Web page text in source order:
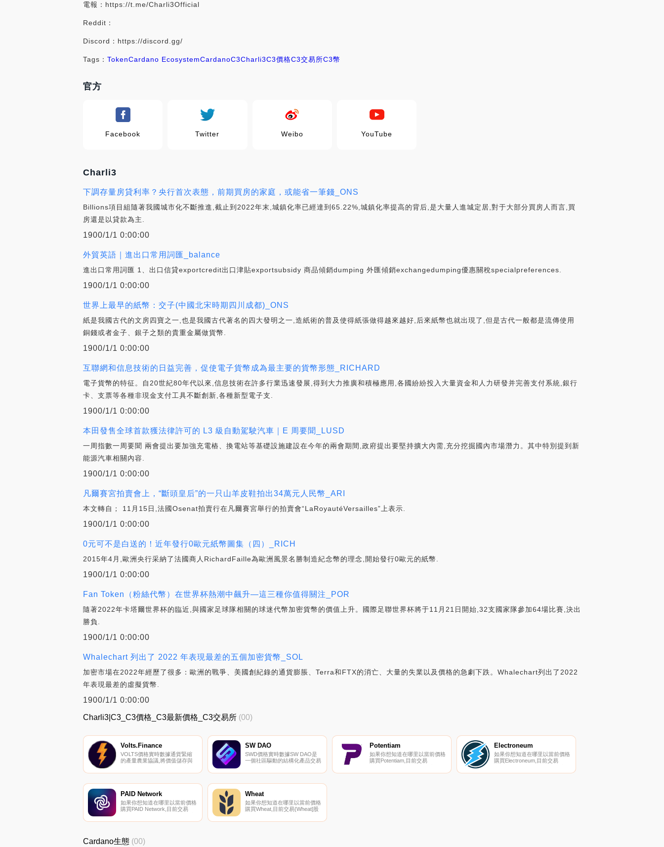
電報：https://t.me/Charli3Official
Reddit：
Discord：https://discord.gg/
Tags： TokenCardano EcosystemCardanoC3Charli3C3價格C3交易所C3幣
官方
Facebook Twitter Weibo YouTube
Charli3
下調存量房貸利率？央行首次表態，前期買房的家庭，或能省一筆錢_ONS
Billions項目組隨著我國城市化不斷推進,截止到2022年末,城鎮化率已經達到65.22%,城鎮化率提高的背后,是大量人進城定居,對于大部分買房人而言,買
房還是以貸款為主.
1900/1/1 0:00:00
外貿英語｜進出口常用詞匯_balance
進出口常用詞匯 1、出口信貸exportcredit出口津貼exportsubsidy 商品傾銷dumping 外匯傾銷exchangedumping優惠關稅specialpreferences.
1900/1/1 0:00:00
世界上最早的紙幣：交子(中國北宋時期四川成都)_ONS
紙是我國古代的文房四寶之一,也是我國古代著名的四大發明之一,造紙術的普及使得紙張做得越來越好,后來紙幣也就出現了,但是古代一般都是流傳使用
銅錢或者金子、銀子之類的貴重金屬做貨幣.
1900/1/1 0:00:00
互聯網和信息技術的日益完善，促使電子貨幣成為最主要的貨幣形態_RICHARD
電子貨幣的特征。自20世紀80年代以來,信息技術在許多行業迅速發展,得到大力推廣和積極應用,各國紛紛投入大量資金和人力研發并完善支付系統,銀行
卡、支票等各種非現金支付工具不斷創新,各種新型電子支.
1900/1/1 0:00:00
本田發售全球首款獲法律許可的 L3 級自動駕駛汽車｜E 周要聞_LUSD
一周指數一周要聞 兩會提出要加強充電樁、換電站等基礎設施建設在今年的兩會期間,政府提出要堅持擴大內需,充分挖掘國內市場潛力。其中特別提到新
能源汽車相關內容.
1900/1/1 0:00:00
凡爾賽宮拍賣會上，“斷頭皇后”的一只山羊皮鞋拍出34萬元人民幣_ARI
本文轉自； 11月15日,法國Osenat拍賣行在凡爾賽宮舉行的拍賣會“LaRoyautéVersailles”上表示.
1900/1/1 0:00:00
0元可不是白送的！近年發行0歐元紙幣圖集（四）_RICH
2015年4月,歐洲央行采納了法國商人RichardFaille為歐洲風景名勝制造紀念幣的理念,開始發行0歐元的紙幣.
1900/1/1 0:00:00
Fan Token（粉絲代幣）在世界杯熱潮中飆升—這三種你值得關注_POR
隨著2022年卡塔爾世界杯的臨近,與國家足球隊相關的球迷代幣加密貨幣的價值上升。國際足聯世界杯將于11月21日開始,32支國家隊參加64場比賽,決出
勝負.
1900/1/1 0:00:00
Whalechart 列出了 2022 年表現最差的五個加密貨幣_SOL
加密市場在2022年經歷了很多：歐洲的戰爭、美國創紀錄的通貨膨脹、Terra和FTX的消亡、大量的失業以及價格的急劇下跌。Whalechart列出了2022
年表現最差的虛擬貨幣.
1900/1/1 0:00:00
Charli3|C3_C3價格_C3最新價格_C3交易所 (00)
Volts.Finance
VOLTS價格實時數據通貨緊縮
的產量農業協議,將價值儲存與
系統結合起來。我們保持簡單和
再厲.
SW DAO
SWD價格實時數據SW DAO是
一個社區驅動的結構化產品交易
金融）。我們的使命是通過為世
動金融服務的民主化.
Potentiam
如果你想知道在哪里以當前價格
購買Potentiam,目前交易
交易所是Mercatox。您可以在
Electroneum
如果你想知道在哪里以當前價格
購買Electroneum,目前交易
貨幣交易所是KuCoin、
PAID Network
如果你想知道在哪里以當前價格
購買PAID Network,目前交易
貨幣交易所是
以在我們的加密貨幣交易所頁面
Wheat
如果你想知道在哪里以當前價格
購買Wheat,目前交易{Wheat]股
Camelot。您可以在我們的加密
Cardano生態 (00)